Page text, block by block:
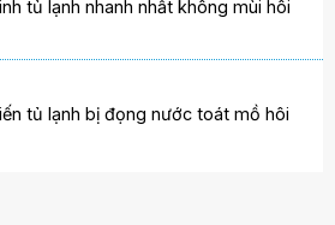
tủ lạnh nhanh nhất không mùi hôi
tủ lạnh bị đọng nước toát mồ hôi